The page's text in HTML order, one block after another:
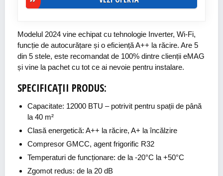
Modelul 2024 vine echipat cu tehnologie Inverter, Wi-Fi,
funcție de autocurățare și o eficiență A++ la răcire. Are 5
din 5 stele, este recomandat de 100% dintre clienții eMAG
și vine la pachet cu tot ce ai nevoie pentru instalare.
SPECIFICAȚII PRODUS:
Capacitate: 12000 BTU – potrivit pentru spații de până
la 40 m²
Clasă energetică: A++ la răcire, A+ la încălzire
Compresor GMCC, agent frigorific R32
Temperaturi de funcționare: de la -20°C la +50°C
Zgomot redus: de la 20 dB